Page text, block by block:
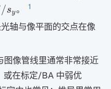
/sy。 1
轴与像平面的交点在像
图像管线里通常非常接近
或在标定/BA 中弱优